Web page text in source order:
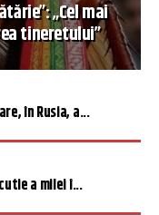
„Cel mai
tineretului”
în Rusia, a...
a milei î...